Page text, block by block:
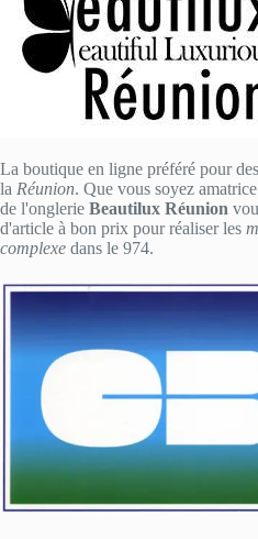
La boutique en ligne préféré pour des
la Réunion. Que vous soyez
de l'onglerie Beautilux Réunion
d'article à bon prix pour réaliser les
complexe dans le 974.